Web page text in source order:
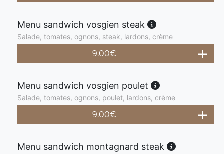
Menu sandwich vosgien steak
Salade, tomates, ognons, steak, lardons, crème
9.00€
Menu sandwich vosgien poulet
Salade, tomates, ognons, poulet, lardons, crème
9.00€
Menu sandwich montagnard steak